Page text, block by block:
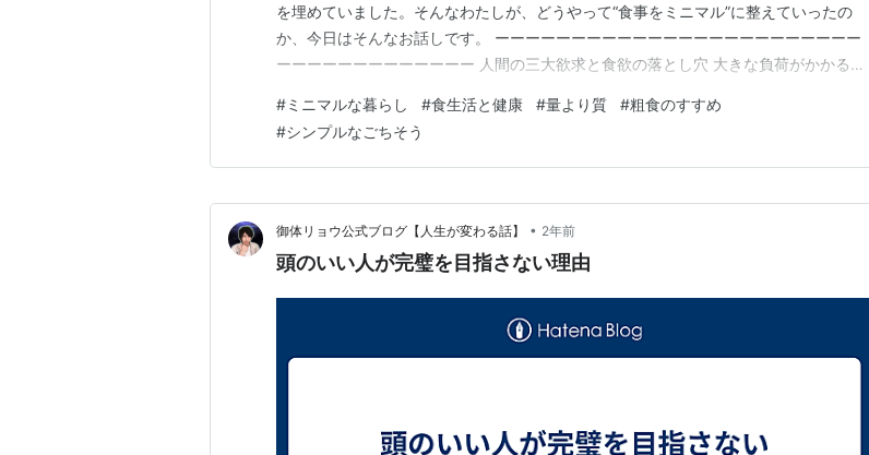
を埋めていました。そんなわたしが、どうやって“食事をミニマル”に整えていったの
か、今日はそんなお話しです。 ーーーーーーーーーーーーーーーーーーーーーーーー
ーーーーーーーーーーーーー 人間の三大欲求と食欲の落とし穴 大きな負荷がかかる
も一番コントロールしやすいのが食欲。 だからこそ「ストレス＝食べる」というパタ
ーンに陥りやすいのだと。 食べると、セロトニン・ドー…
#ミニマルな暮らし #食生活と健康 #量より質 #粗食のすすめ
#シンプルなごちそう
御体リョウ公式ブログ【人生が変わる話】 • 2年前
頭のいい人が完璧を目指さない理由